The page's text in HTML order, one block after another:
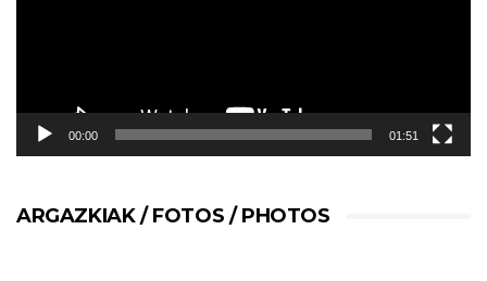
00:00 01:51
ARGAZKIAK / FOTOS / PHOTOS